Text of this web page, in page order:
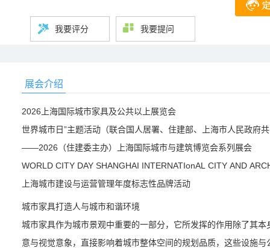
我要评分 我要提问
展会介绍
2026上海国际城市家具及公共以上展览会
世界城市日”主题活动（联合国人居署、住建部、上海市人民政府
——2026（住建委主办）上海国际城市与建筑博览会系列展会
WORLD CITY DAY SHANGHAI INTERNATIonAL CITY AND
上海城市建设与运营管理年度标志性品牌活动
城市家具打造人与城市和谐环境
城市家具作为城市景观中重要的一部分，它所发挥的作用除了其
意与视觉意象，直接影响着城市整体空间的规划品质，这些设施